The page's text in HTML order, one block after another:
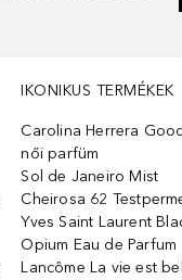
IKONIKUS TERMÉKEK
Carolina Herrera
női parfüm
Sol de Janeiro Mist
Cheirosa 62
Yves Saint Laurent
Opium Eau de Parfum
Lancôme La vie est